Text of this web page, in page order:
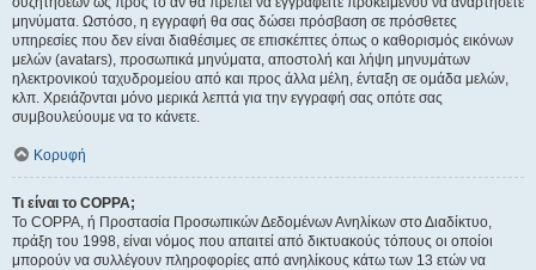
μηνύματα. Ωστόσο, η εγγραφή θα σας δώσει πρόσβαση σε πρόσθετες
υπηρεσίες που δεν είναι διαθέσιμες σε επισκέπτες όπως ο καθορισμός εικόνων
μελών (avatars), προσωπικά μηνύματα, αποστολή και λήψη μηνυμάτων
ηλεκτρονικού ταχυδρομείου από και προς άλλα μέλη, ένταξη σε ομάδα μελών,
κλπ. Χρειάζονται μόνο μερικά λεπτά για την εγγραφή σας οπότε σας
συμβουλεύουμε να το κάνετε.
Κορυφή
Τι είναι το COPPA;
Το COPPA, ή Προστασία Προσωπικών Δεδομένων Ανηλίκων στο Διαδίκτυο,
πράξη του 1998, είναι νόμος που απαιτεί από δικτυακούς τόπους οι οποίοι
μπορούν να συλλέγουν πληροφορίες από ανηλίκους κάτω των 13 ετών να